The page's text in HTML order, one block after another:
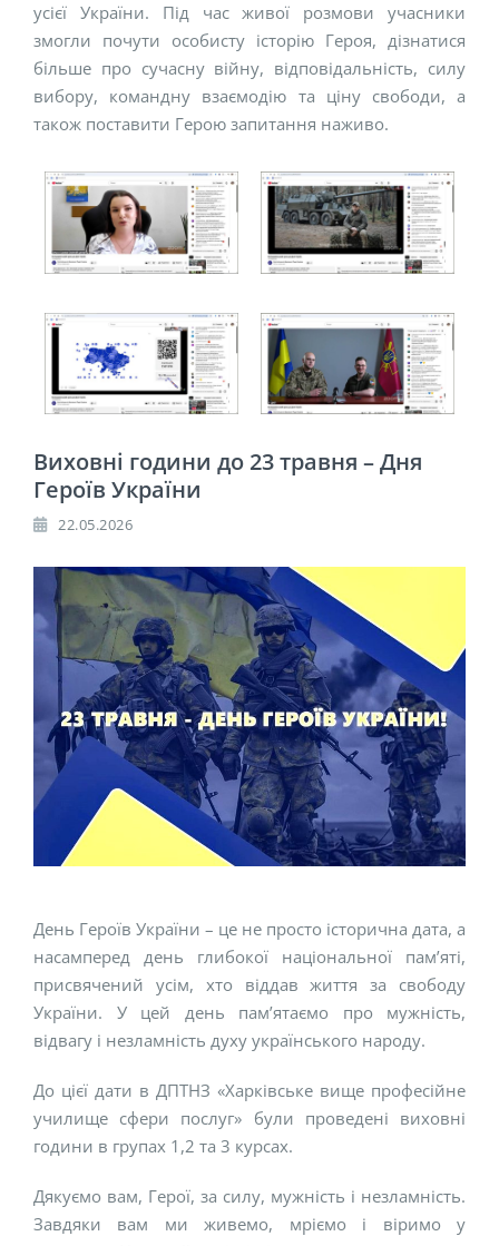
усієї України. Під час живої розмови учасники
змогли почути особисту історію Героя, дізнатися
більше про сучасну війну, відповідальність, силу
вибору, командну взаємодію та ціну свободи, а
також поставити Герою запитання наживо.
Виховні години до 23 травня – Дня
Героїв України
22.05.2026
День Героїв України – це не просто історична дата, а
насамперед день глибокої національної пам’яті,
присвячений усім, хто віддав життя за свободу
України. У цей день пам’ятаємо про мужність,
відвагу і незламність духу українського народу.
До цієї дати в ДПТНЗ «Харківське вище професійне
училище сфери послуг» були проведені виховні
години в групах 1,2 та 3 курсах.
Дякуємо вам, Герої, за силу, мужність і незламність.
Завдяки вам ми живемо, мріємо і віримо у